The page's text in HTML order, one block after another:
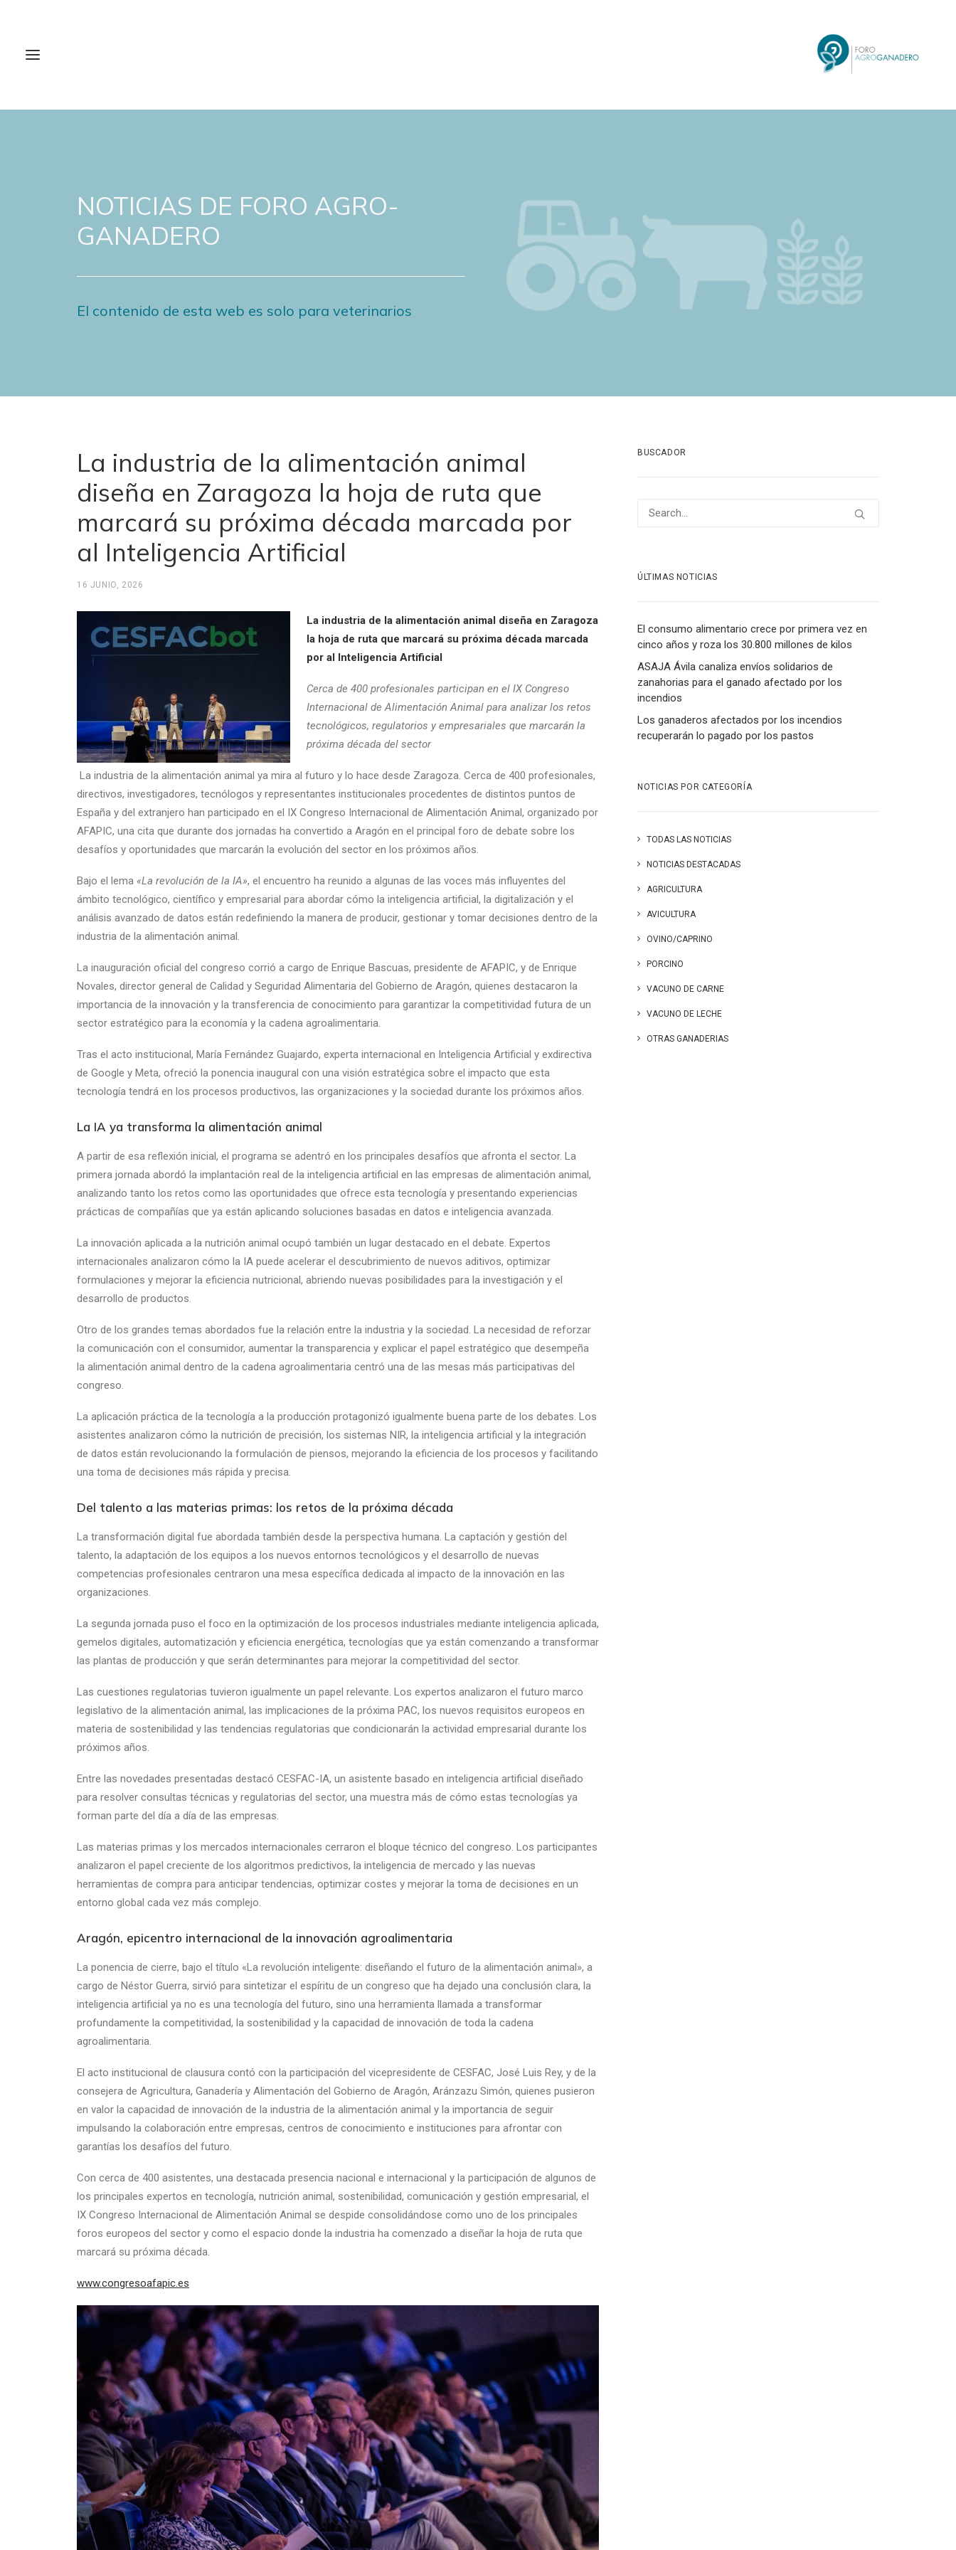
NOTICIAS DE FORO AGRO-
GANADERO
El contenido de esta web es solo para veterinarios
La industria de la alimentación animal
diseña en Zaragoza la hoja de ruta que
marcará su próxima década marcada por
al Inteligencia Artificial
16 JUNIO, 2026
La industria de la alimentación animal diseña en Zaragoza
la hoja de ruta que marcará su próxima década marcada
por al Inteligencia Artificial
Cerca de 400 profesionales participan en el IX Congreso
Internacional de Alimentación Animal para analizar los retos
tecnológicos, regulatorios y empresariales que marcarán la
próxima década del sector
La industria de la alimentación animal ya mira al futuro y lo hace desde Zaragoza. Cerca de 400 profesionales,
directivos, investigadores, tecnólogos y representantes institucionales procedentes de distintos puntos de
España y del extranjero han participado en el IX Congreso Internacional de Alimentación Animal, organizado por
AFAPIC, una cita que durante dos jornadas ha convertido a Aragón en el principal foro de debate sobre los
desafíos y oportunidades que marcarán la evolución del sector en los próximos años.
Bajo el lema «La revolución de la IA», el encuentro ha reunido a algunas de las voces más influyentes del
ámbito tecnológico, científico y empresarial para abordar cómo la inteligencia artificial, la digitalización y el
análisis avanzado de datos están redefiniendo la manera de producir, gestionar y tomar decisiones dentro de la
industria de la alimentación animal.
La inauguración oficial del congreso corrió a cargo de Enrique Bascuas, presidente de AFAPIC, y de Enrique
Novales, director general de Calidad y Seguridad Alimentaria del Gobierno de Aragón, quienes destacaron la
importancia de la innovación y la transferencia de conocimiento para garantizar la competitividad futura de un
sector estratégico para la economía y la cadena agroalimentaria.
Tras el acto institucional, María Fernández Guajardo, experta internacional en Inteligencia Artificial y exdirectiva
de Google y Meta, ofreció la ponencia inaugural con una visión estratégica sobre el impacto que esta
tecnología tendrá en los procesos productivos, las organizaciones y la sociedad durante los próximos años.
La IA ya transforma la alimentación animal
A partir de esa reflexión inicial, el programa se adentró en los principales desafíos que afronta el sector. La
primera jornada abordó la implantación real de la inteligencia artificial en las empresas de alimentación animal,
analizando tanto los retos como las oportunidades que ofrece esta tecnología y presentando experiencias
prácticas de compañías que ya están aplicando soluciones basadas en datos e inteligencia avanzada.
La innovación aplicada a la nutrición animal ocupó también un lugar destacado en el debate. Expertos
internacionales analizaron cómo la IA puede acelerar el descubrimiento de nuevos aditivos, optimizar
formulaciones y mejorar la eficiencia nutricional, abriendo nuevas posibilidades para la investigación y el
desarrollo de productos.
Otro de los grandes temas abordados fue la relación entre la industria y la sociedad. La necesidad de reforzar
la comunicación con el consumidor, aumentar la transparencia y explicar el papel estratégico que desempeña
la alimentación animal dentro de la cadena agroalimentaria centró una de las mesas más participativas del
congreso.
La aplicación práctica de la tecnología a la producción protagonizó igualmente buena parte de los debates. Los
asistentes analizaron cómo la nutrición de precisión, los sistemas NIR, la inteligencia artificial y la integración
de datos están revolucionando la formulación de piensos, mejorando la eficiencia de los procesos y facilitando
una toma de decisiones más rápida y precisa.
Del talento a las materias primas: los retos de la próxima década
La transformación digital fue abordada también desde la perspectiva humana. La captación y gestión del
talento, la adaptación de los equipos a los nuevos entornos tecnológicos y el desarrollo de nuevas
competencias profesionales centraron una mesa específica dedicada al impacto de la innovación en las
organizaciones.
La segunda jornada puso el foco en la optimización de los procesos industriales mediante inteligencia aplicada,
gemelos digitales, automatización y eficiencia energética, tecnologías que ya están comenzando a transformar
las plantas de producción y que serán determinantes para mejorar la competitividad del sector.
Las cuestiones regulatorias tuvieron igualmente un papel relevante. Los expertos analizaron el futuro marco
legislativo de la alimentación animal, las implicaciones de la próxima PAC, los nuevos requisitos europeos en
materia de sostenibilidad y las tendencias regulatorias que condicionarán la actividad empresarial durante los
próximos años.
Entre las novedades presentadas destacó CESFAC-IA, un asistente basado en inteligencia artificial diseñado
para resolver consultas técnicas y regulatorias del sector, una muestra más de cómo estas tecnologías ya
forman parte del día a día de las empresas.
Las materias primas y los mercados internacionales cerraron el bloque técnico del congreso. Los participantes
analizaron el papel creciente de los algoritmos predictivos, la inteligencia de mercado y las nuevas
herramientas de compra para anticipar tendencias, optimizar costes y mejorar la toma de decisiones en un
entorno global cada vez más complejo.
Aragón, epicentro internacional de la innovación agroalimentaria
La ponencia de cierre, bajo el título «La revolución inteligente: diseñando el futuro de la alimentación animal», a
cargo de Néstor Guerra, sirvió para sintetizar el espíritu de un congreso que ha dejado una conclusión clara, la
inteligencia artificial ya no es una tecnología del futuro, sino una herramienta llamada a transformar
profundamente la competitividad, la sostenibilidad y la capacidad de innovación de toda la cadena
agroalimentaria.
El acto institucional de clausura contó con la participación del vicepresidente de CESFAC, José Luis Rey, y de la
consejera de Agricultura, Ganadería y Alimentación del Gobierno de Aragón, Aránzazu Simón, quienes pusieron
en valor la capacidad de innovación de la industria de la alimentación animal y la importancia de seguir
impulsando la colaboración entre empresas, centros de conocimiento e instituciones para afrontar con
garantías los desafíos del futuro.
Con cerca de 400 asistentes, una destacada presencia nacional e internacional y la participación de algunos de
los principales expertos en tecnología, nutrición animal, sostenibilidad, comunicación y gestión empresarial, el
IX Congreso Internacional de Alimentación Animal se despide consolidándose como uno de los principales
foros europeos del sector y como el espacio donde la industria ha comenzado a diseñar la hoja de ruta que
marcará su próxima década.
www.congresoafapic.es
BUSCADOR
ÚLTIMAS NOTICIAS
El consumo alimentario crece por primera vez en
cinco años y roza los 30.800 millones de kilos
ASAJA Ávila canaliza envíos solidarios de
zanahorias para el ganado afectado por los
incendios
Los ganaderos afectados por los incendios
recuperarán lo pagado por los pastos
NOTICIAS POR CATEGORÍA
TODAS LAS NOTICIAS
NOTICIAS DESTACADAS
AGRICULTURA
AVICULTURA
OVINO/CAPRINO
PORCINO
VACUNO DE CARNE
VACUNO DE LECHE
OTRAS GANADERIAS